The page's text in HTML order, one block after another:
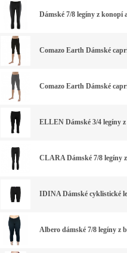
Dámské 7/8 legíny z konopí
Comazo Earth Dámské
Comazo Earth Dámské
ELLEN Dámské 3/4 legíny
CLARA Dámské 7/8 legíny
IDINA Dámské cyklistické
Albero dámské 7/8 legíny z